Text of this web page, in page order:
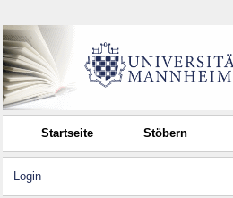
Startseite Stöbern
Login